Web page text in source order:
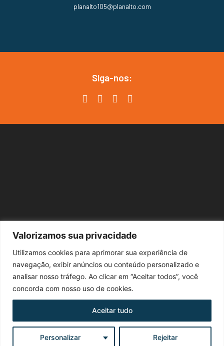
Valorizamos sua privacidade
Utilizamos cookies para aprimorar sua experiência de
navegação, exibir anúncios ou conteúdo personalizado e
analisar nosso tráfego. Ao clicar em “Aceitar todos”, você
concorda com nosso uso de cookies.
Personalizar Rejeitar
Aceitar tudo
planalto105@planalto.com
Siga-nos: